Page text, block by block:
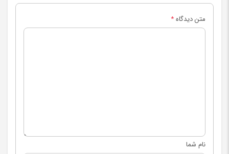
متن دیدگاه*
نام شما